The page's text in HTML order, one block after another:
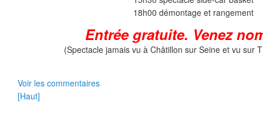
18h00 démontage et rangement
Entrée gratuite. Venez
(Spectacle jamais vu à Châtillon sur Seine et vu sur
Voir les commentaires
[Haut]